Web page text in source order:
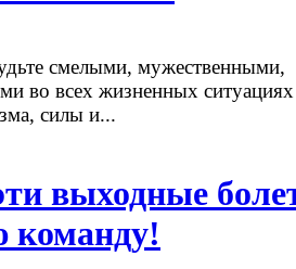
смелыми, мужественными,
во всех жизненных
силы и...
выходные
команду!